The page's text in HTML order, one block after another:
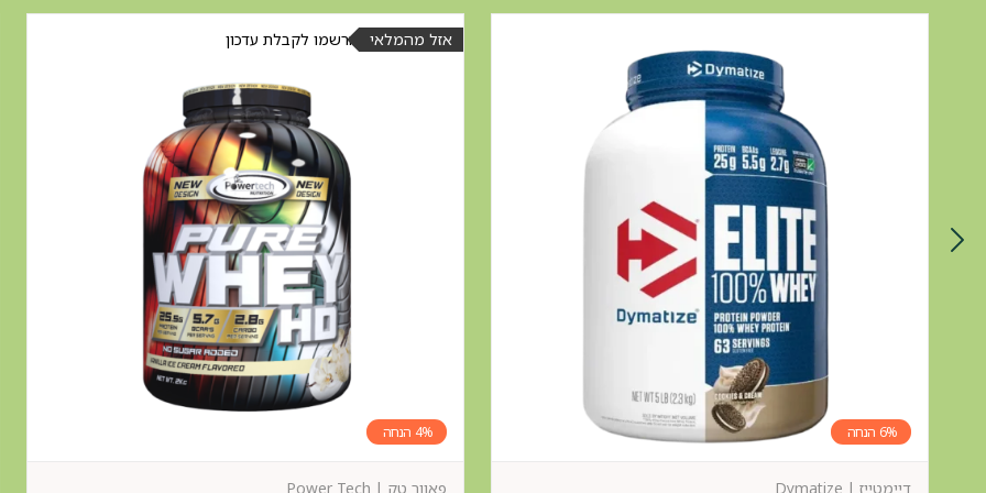
6%
דיימטייז | Dymatize
4%
אזל מהמלאי הרשמו לקבלת עדכון
פאוור טק | Power Tech